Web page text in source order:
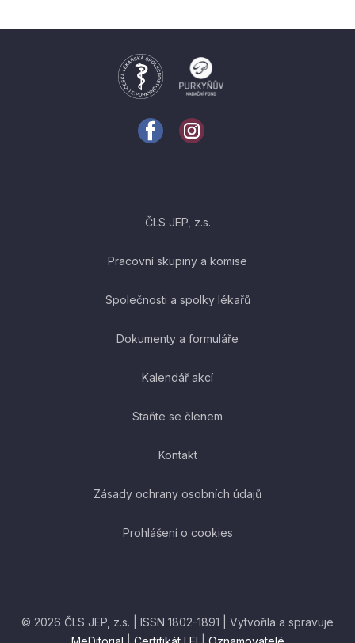
ČLS JEP, z.s.
Pracovní skupiny a komise
Společnosti a spolky lékařů
Dokumenty a formuláře
Kalendář akcí
Staňte se členem
Kontakt
Zásady ochrany osobních údajů
Prohlášení o cookies
© 2026 ČLS JEP, z.s. | ISSN 1802-1891 | Vytvořila a spravuje